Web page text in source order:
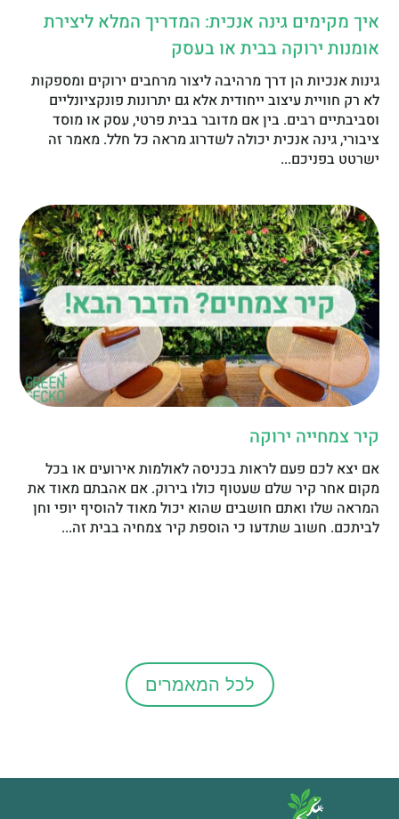
איך מקימים גינה אנכית: המדריך המלא ליצירת
אומנות ירוקה בבית או בעסק
גינות אנכיות הן דרך מרהיבה ליצור מרחבים ירוקים ומספקות
לא רק חוויית עיצוב ייחודית אלא גם יתרונות פונקציונליים
וסביבתיים רבים. בין אם מדובר בבית פרטי, עסק או מוסד
ציבורי, גינה אנכית יכולה לשדרוג מראה כל חלל. מאמר זה
ישרטט בפניכם...
קיר צמחייה ירוקה
אם יצא לכם פעם לראות בכניסה לאולמות אירועים או בכל
מקום אחר קיר שלם שעטוף כולו בירוק. אם אהבתם מאוד את
המראה שלו ואתם חושבים שהוא יכול מאוד להוסיף יופי וחן
לביתכם. חשוב שתדעו כי הוספת קיר צמחיה בבית זה...
לכל המאמרים